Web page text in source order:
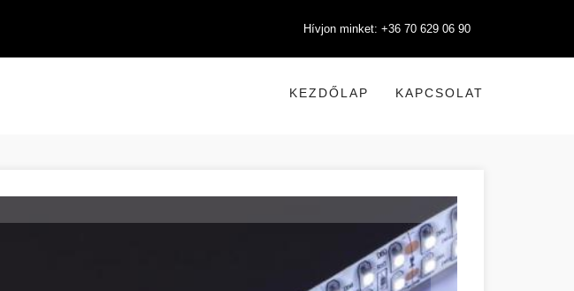
Hívjon minket: +36 70 629 06 90
KEZDŐLAP KAPCSOLAT